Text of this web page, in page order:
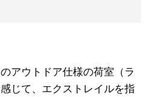
アウトドア仕様の荷室（ラ
じて、エクストレイルを指